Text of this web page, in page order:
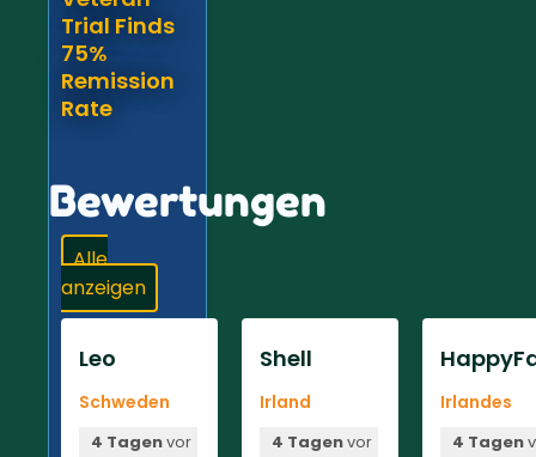
Trial Finds
75%
Remission
Rate
Bewertungen
Alle
anzeigen
Leo
Schweden
4 Tagenvor
Shell
Irland
4 Tagenvor
Irlandes
4 Tagen